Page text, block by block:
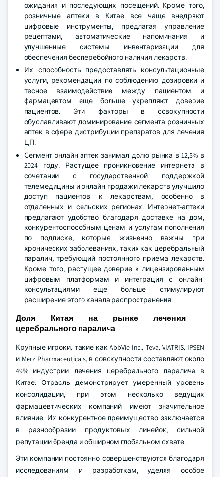
ожидания и последующих посещений. Кроме того,
розничные аптеки в Китае все чаще внедряют
цифровые инструменты, предлагая управление
рецептами, автоматические напоминания и
улучшенные системы инвентаризации для
обеспечения бесперебойного наличия лекарств.
Их способность предоставлять консультационные
услуги, рекомендации по соблюдению дозировки и
тесное взаимодействие между пациентом и
фармацевтом еще больше укрепляют доверие
пациентов. Эти факторы в совокупности
обуславливают доминирование сегмента розничных
аптек в сфере дистрибуции препаратов для лечения
ЦП.
Сегмент онлайн-аптек занимал долю рынка в 12,5% в
2024 году. Растущее проникновение интернета в
сочетании с государственной поддержкой
телемедицины и онлайн-продажи лекарств улучшило
доступ пациентов к лекарствам, особенно в
отдаленных и сельских регионах. Интернет-аптеки
предлагают удобство благодаря доставке на дом,
конкурентоспособным ценам и услугам пополнения
по подписке, которые жизненно важны при
хронических заболеваниях, таких как церебральный
паралич, требующий постоянного приема лекарств.
Кроме того, растущее доверие к лицензированным
цифровым платформам и интеграция с онлайн-
консультациями еще больше стимулируют
расширение этого канала распространения.
Доля Китая на рынке лечения
церебрального паралича
Крупные игроки, такие как AbbVie Inc., Teva, VIATRIS, IPSEN
и Merz Pharmaceuticals, в совокупности составляют около
49% индустрии лечения церебрального паралича в
Китае. Отрасль демонстрирует умеренный уровень
консолидации, при этом несколько ведущих
фармацевтических компаний имеют значительное
влияние. Их конкурентное преимущество заключается
в разнообразии продуктовых линейок, сильной
репутации бренда и обширном глобальном охвате.
Эти компании постоянно совершенствуются благодаря
исследованиям и разработкам, уделяя особое